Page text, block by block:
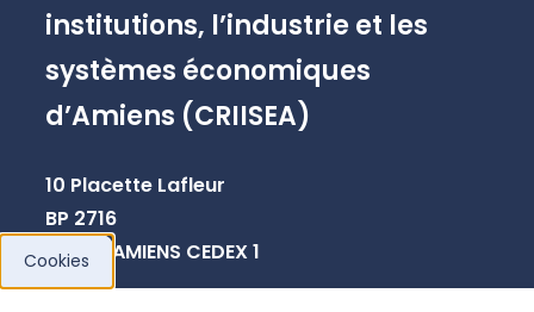
institutions, l’industrie et les
systèmes économiques
d’Amiens (CRIISEA)
10 Placette Lafleur
BP 2716
80027 AMIENS CEDEX 1
Cookies